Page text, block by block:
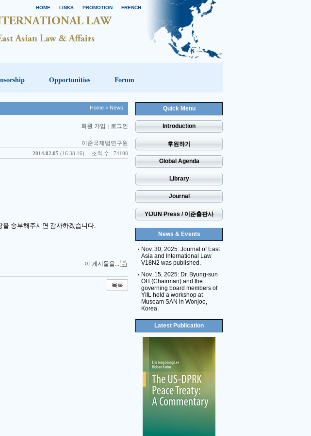
HOME LINKS PROMOTION FRENCH
Opportunities Forum
Quick Menu
Introduction
후원하기
Global Agenda
Library
Journal
YIJUN Press / 이준출판사
News & Events
Nov. 30, 2025: Journal of East
Asia and International Law
V18N2 was published.
Nov. 15, 2025: Dr. Byung-sun
OH (Chairman) and the
governing board members of
YIIL held a workshop at
Museam SAN in Wonjoo,
Korea.
Latest Publication
Home > News
회원 가입 로그인
이준국제법연구원
조회 수 : 74108
2014.02.05 (16:38:16)
송부해주시면 감사하겠습니다.
이 게시물을...
목록